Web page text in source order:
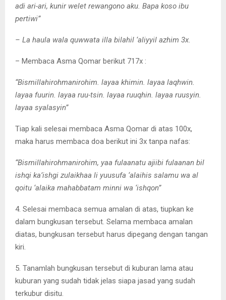
adi ari-ari, kunir welet rewangono aku. Bapa koso ibu
pertiwi”
– La haula wala quwwata illa bilahil ‘aliyyil azhim 3x.
– Membaca Asma Qomar berikut 717x :
“Bismillahirohmanirohim. layaa khimin. layaa laqhwin.
layaa fuurin. layaa ruu-tsin. layaa ruuqhin. layaa ruusyin.
layaa syalasyin”
Tiap kali selesai membaca Asma Qomar di atas 100x,
maka harus membaca doa berikut ini 3x tanpa nafas:
“Bismillahirohmanirohim, yaa fulaanatu ajiibi fulaanan bil
ishqi ka’ishgi zulaikhaa li yuusufa ‘alaihis salamu wa al
qoitu ‘alaika mahabbatam minni wa ‘ishqon”
4. Selesai membaca semua amalan di atas, tiupkan ke
dalam bungkusan tersebut. Selama membaca amalan
diatas, bungkusan tersebut harus dipegang dengan tangan
kiri.
5. Tanamlah bungkusan tersebut di kuburan lama atau
kuburan yang sudah tidak jelas siapa jasad yang sudah
terkubur disitu.